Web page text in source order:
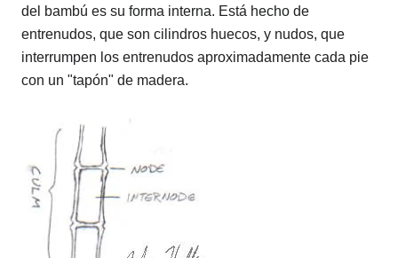
del bambú es su forma interna. Está hecho de
entrenudos, que son cilindros huecos, y nudos, que
interrumpen los entrenudos aproximadamente cada pie
con un "tapón" de madera.